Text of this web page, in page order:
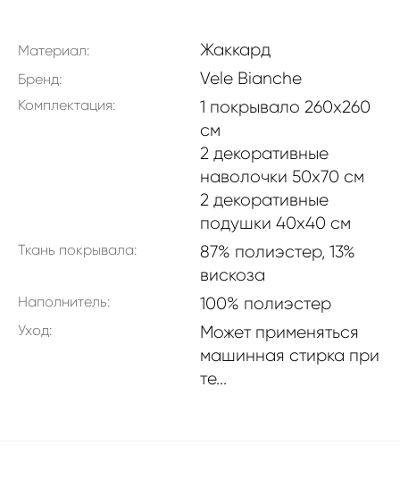
Материал: Жаккард
Бренд: Vele Bianche
Комплектация:
1 покрывало 260x260
см
2 декоративные
наволочки 50x70 см
2 декоративные
подушки 40x40 см
Ткань покрывала:
87% полиэстер, 13%
вискоза
Наполнитель: 100% полиэстер
Уход:
Может применяться
машинная стирка при
те...